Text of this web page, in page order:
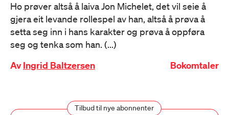
Ho prøver altså å laiva Jon Michelet, det vil seie å
gjera eit levande rollespel av han, altså å prøva å
setta seg inn i hans karakter og prøva å oppføra
seg og tenka som han. (...)
AvIngrid Baltzersen Bokomtaler
Tilbud til nye abonnenter